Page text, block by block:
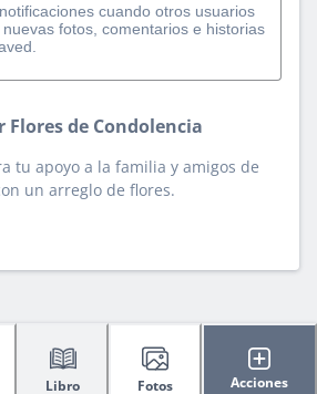
cuando otros usuarios
fotos, comentarios e historias
Flores de Condolencia
tu apoyo a la familia y amigos de
un arreglo de flores.
Libro Fotos Acciones